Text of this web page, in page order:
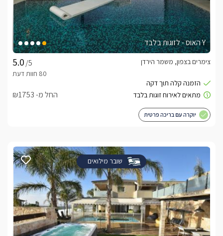
Y האוס - לזוגות בלבד
/5
צימרים בצפון, משמר הירדן
החל מ- ₪1753
יוקרה עם בריכה פרטית
שובר מילואים